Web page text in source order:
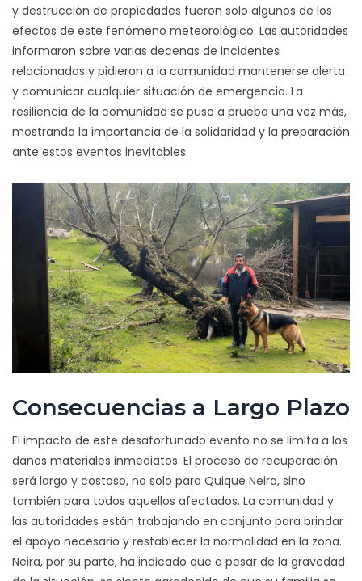
y destrucción de propiedades fueron solo algunos de los
efectos de este fenómeno meteorológico. Las autoridades
informaron sobre varias decenas de incidentes
relacionados y pidieron a la comunidad mantenerse alerta
y comunicar cualquier situación de emergencia. La
resiliencia de la comunidad se puso a prueba una vez más,
mostrando la importancia de la solidaridad y la preparación
ante estos eventos inevitables.
Consecuencias a Largo Plazo
El impacto de este desafortunado evento no se limita a los
daños materiales inmediatos. El proceso de recuperación
será largo y costoso, no solo para Quique Neira, sino
también para todos aquellos afectados. La comunidad y
las autoridades están trabajando en conjunto para brindar
el apoyo necesario y restablecer la normalidad en la zona.
Neira, por su parte, ha indicado que a pesar de la gravedad